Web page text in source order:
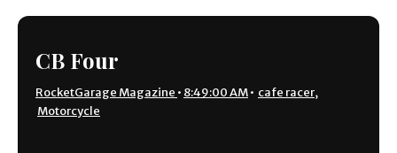
CB Four
RocketGarage Magazine • 8:49:00 AM• cafe racer,
Motorcycle